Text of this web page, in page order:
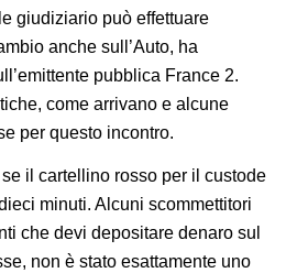
giudiziario può effettuare
anche sull’Auto, ha
pubblica France 2.
come arrivano e alcune
per questo incontro.
il cartellino rosso per il custode
minuti. Alcuni scommettitori
che devi depositare denaro sul
non è stato esattamente uno